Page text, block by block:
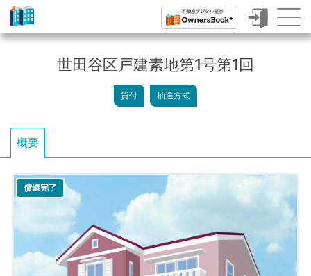
ク
フ
ァ
ン
デ
ィ
グ
世田谷区戸建素地第1号第1回
貸付 抽選方式
概要
償還完了